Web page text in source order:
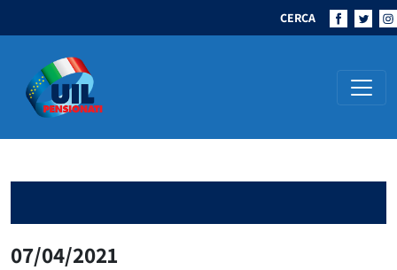
CERCA
Navigazione principale
07/04/2021